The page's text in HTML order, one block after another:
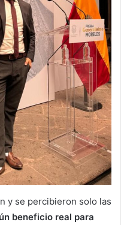
y se percibieron solo las
beneficio real para